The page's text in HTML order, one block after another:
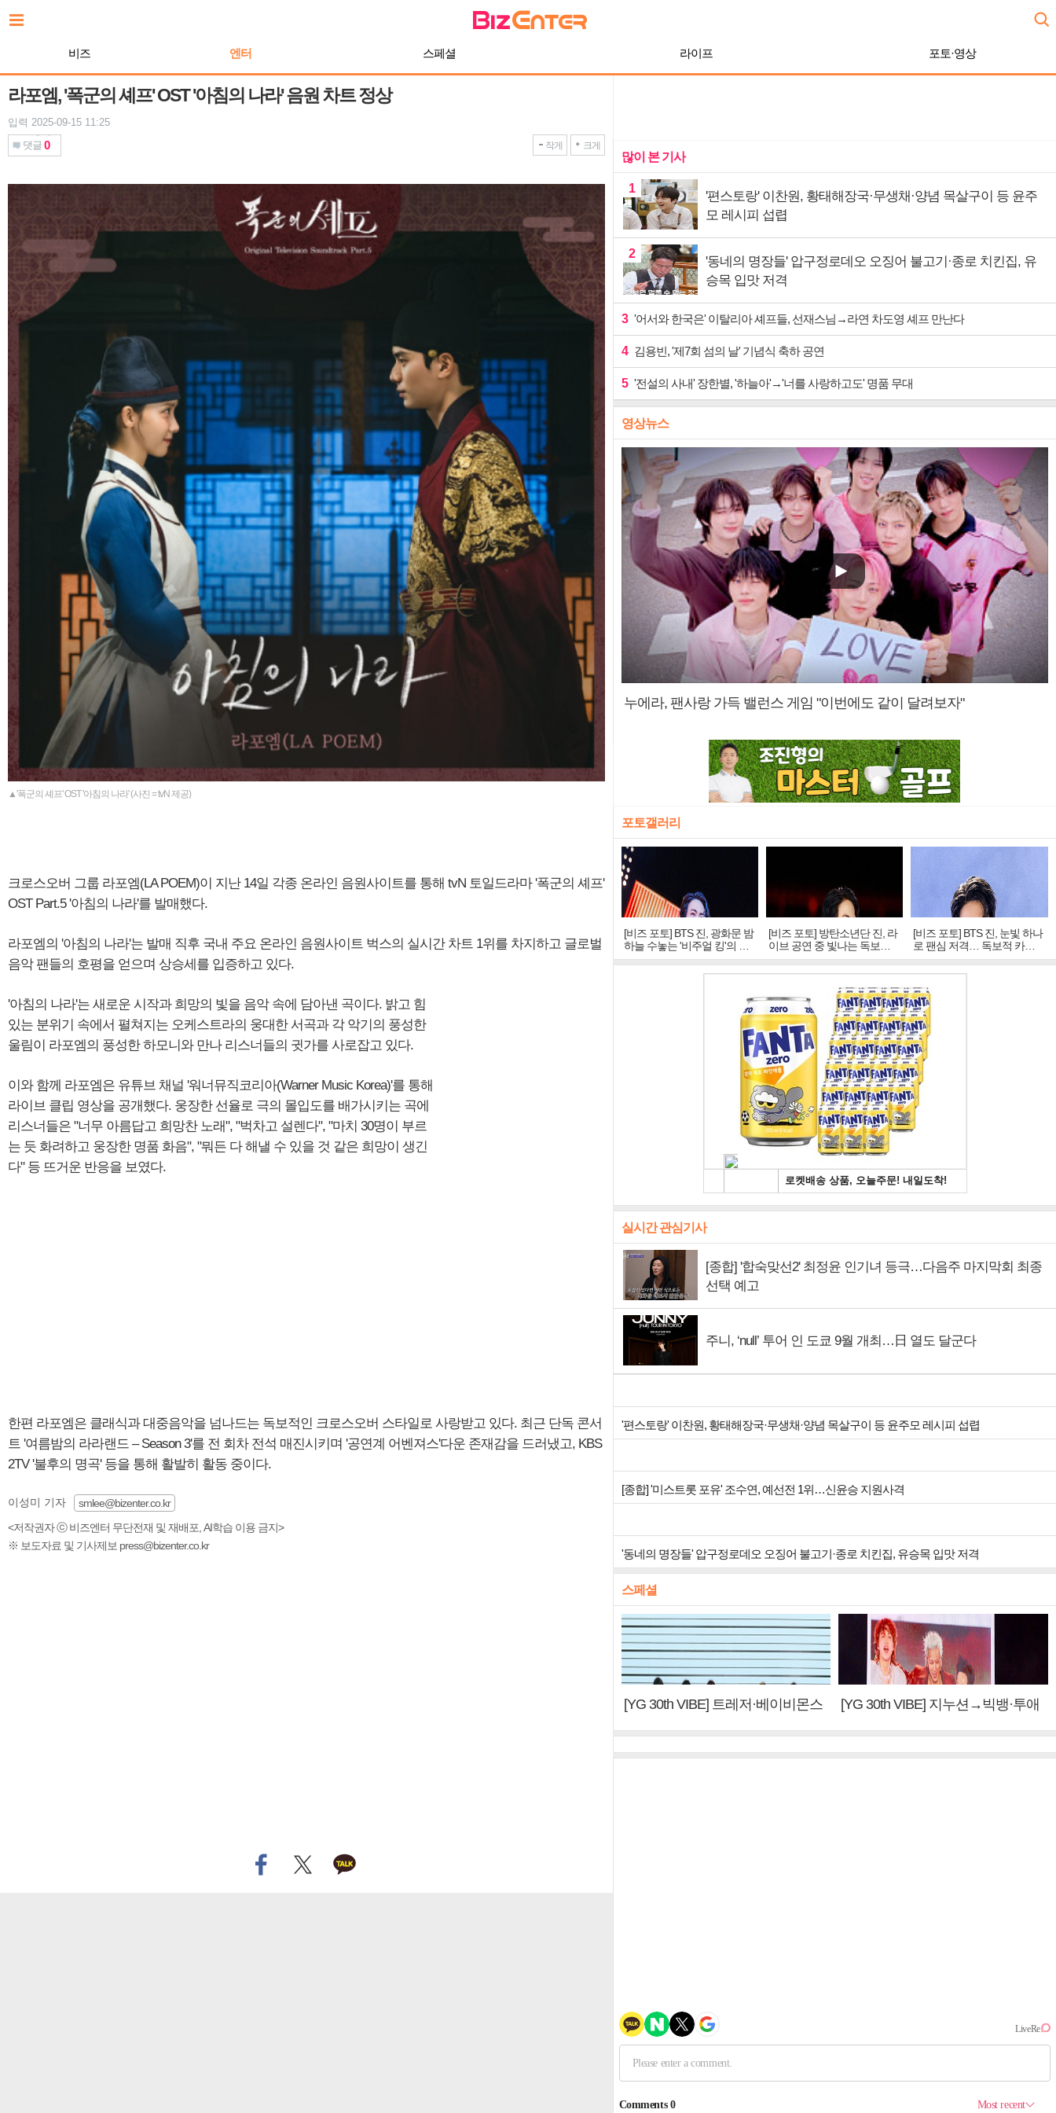
문
비즈 엔터 스페셜 라이프 포토·영상
라포엠, '폭군의 셰프' OST '아침의 나라' 음원 차트 정상
입력 2025-09-15 11:25
댓글 0 작게 크게
▲'폭군의 셰프' OST '아침의 나라' (사진 = tvN 제공)
크로스오버 그룹 라포엠(LA POEM)이 지난 14일 각종 온라인 음원사이트를 통해 tvN 토일드라마 '폭군의 셰프'
OST Part.5 '아침의 나라'를 발매했다.
라포엠의 '아침의 나라'는 발매 직후 국내 주요 온라인 음원사이트 벅스의 실시간 차트 1위를 차지하고 글로벌
음악 팬들의 호평을 얻으며 상승세를 입증하고 있다.
'아침의 나라'는 새로운 시작과 희망의 빛을 음악 속에 담아낸 곡이다. 밝고 힘
있는 분위기 속에서 펼쳐지는 오케스트라의 웅대한 서곡과 각 악기의 풍성한
울림이 라포엠의 풍성한 하모니와 만나 리스너들의 귓가를 사로잡고 있다.
이와 함께 라포엠은 유튜브 채널 '워너뮤직코리아(Warner Music Korea)'를 통해
라이브 클립 영상을 공개했다. 웅장한 선율로 극의 몰입도를 배가시키는 곡에
리스너들은 "너무 아름답고 희망찬 노래", "벅차고 설렌다", "마치 30명이 부르
는 듯 화려하고 웅장한 명품 화음", "뭐든 다 해낼 수 있을 것 같은 희망이 생긴
다" 등 뜨거운 반응을 보였다.
한편 라포엠은 클래식과 대중음악을 넘나드는 독보적인 크로스오버 스타일로 사랑받고 있다. 최근 단독 콘서
트 '여름밤의 라라랜드 – Season 3'를 전 회차 전석 매진시키며 '공연계 어벤져스'다운 존재감을 드러냈고, KBS
2TV '불후의 명곡' 등을 통해 활발히 활동 중이다.
이성미 기자
smlee@bizenter.co.kr
<저작권자 ⓒ 비즈엔터 무단전재 및 재배포, AI학습 이용 금지>
※ 보도자료 및 기사제보 press@bizenter.co.kr
많이 본 기사
1
'편스토랑' 이찬원, 황태해장국·무생채·양념 목살구이 등 윤주
모 레시피 섭렵
2
'동네의 명장들' 압구정로데오 오징어 불고기·종로 치킨집, 유
승목 입맛 저격
3 '어서와 한국은' 이탈리아 셰프들, 선재스님→라연 차도영 셰프 만난다
4 김용빈, '제7회 섬의 날' 기념식 축하 공연
5 '전설의 사내' 장한별, '하늘아'→'너를 사랑하고도' 명품 무대
영상뉴스
누에라, 팬사랑 가득 밸런스 게임 "이번에도 같이 달려보자"
포토갤러리
[비즈 포토] BTS 진, 광화문 밤
하늘 수놓는 '비주얼 킹'의 열
창
[비즈 포토] 방탄소년단 진, 라
이브 공연 중 빛나는 독보적
아우라
[비즈 포토] BTS 진, 눈빛 하나
로 팬심 저격… 독보적 카리
스마
실시간 관심기사
[종합] '합숙맞선2' 최정윤 인기녀 등극…다음주 마지막회 최종
선택 예고
주니, ‘null’ 투어 인 도쿄 9월 개최…日 열도 달군다
'편스토랑' 이찬원, 황태해장국·무생채·양념 목살구이 등 윤주모 레시피 섭렵
[종합] '미스트롯 포유' 조수연, 예선전 1위…신윤승 지원사격
'동네의 명장들' 압구정로데오 오징어 불고기·종로 치킨집, 유승목 입맛 저격
스페셜
[YG 30th VIBE] 트레저·베이비몬스
[YG 30th VIBE] 지누션→빅뱅·투애